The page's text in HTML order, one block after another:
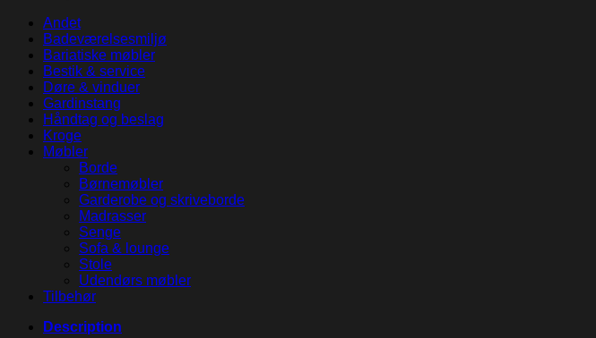
Andet
Badeværelsesmiljø
Bariatiske møbler
Bestik & service
Døre & vinduer
Gardinstang
Håndtag og beslag
Kroge
Møbler
Borde
Børnemøbler
Garderobe og skriveborde
Madrasser
Senge
Sofa & lounge
Stole
Udendørs møbler
Tilbehør
Description